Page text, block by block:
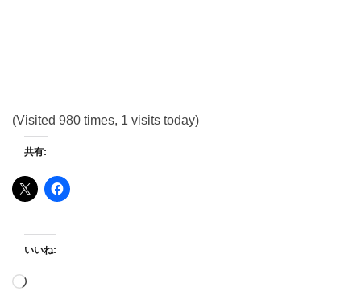
(Visited 980 times, 1 visits today)
共有:
いいね:
読